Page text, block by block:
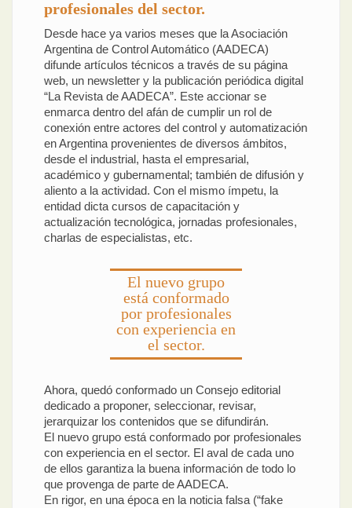
profesionales del sector.
Desde hace ya varios meses que la Asociación
Argentina de Control Automático (AADECA)
difunde artículos técnicos a través de su página
web, un newsletter y la publicación periódica digital
“La Revista de AADECA”. Este accionar se
enmarca dentro del afán de cumplir un rol de
conexión entre actores del control y automatización
en Argentina provenientes de diversos ámbitos,
desde el industrial, hasta el empresarial,
académico y gubernamental; también de difusión y
aliento a la actividad. Con el mismo ímpetu, la
entidad dicta cursos de capacitación y
actualización tecnológica, jornadas profesionales,
charlas de especialistas, etc.
El nuevo grupo
está conformado
por profesionales
con experiencia en
el sector.
Ahora, quedó conformado un Consejo editorial
dedicado a proponer, seleccionar, revisar,
jerarquizar los contenidos que se difundirán.
El nuevo grupo está conformado por profesionales
con experiencia en el sector. El aval de cada uno
de ellos garantiza la buena información de todo lo
que provenga de parte de AADECA.
En rigor, en una época en la noticia falsa (“fake